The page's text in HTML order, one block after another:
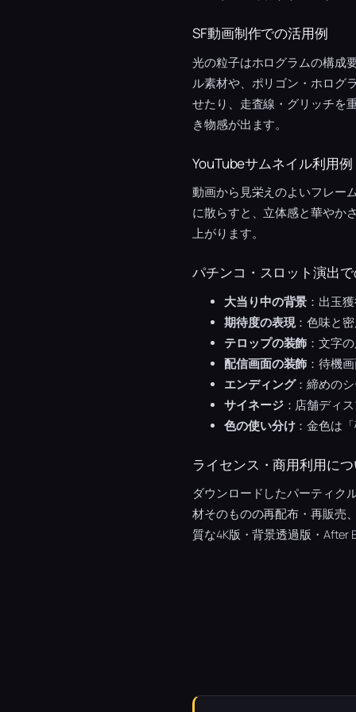
SF動画制作での活用例
光の粒子はホログラムの構成
ル素材や、ポリゴン・ホログ
せたり、走査線・グリッチを
き物感が出ます。
YouTubeサムネイル利用例
動画から見栄えのよいフレー
に散らすと、立体感と華やか
上がります。
パチンコ・スロット演出
大当り中の背景 ：出玉
期待度の表現：色味と
テロップの装飾 ：文字
配信画面の装飾 ：待機
エンディング：締めの
サイネージ：店舗ディ
色の使い分け：金色は
ライセンス・商用利用に
ダウンロードしたパーティク
材そのものの再配布・再販売
質な4K版・背景透過版・After